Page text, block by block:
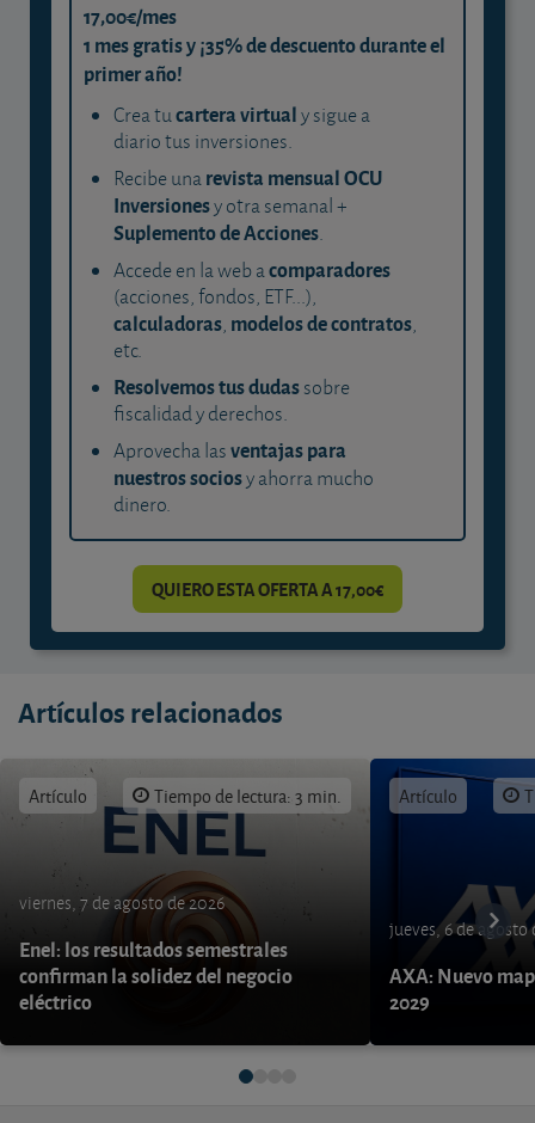
17,00€/mes
1 mes gratis y ¡35% de descuento durante el
primer año!
Crea tucartera virtualy sigue a
diario tus inversiones.
Recibe unarevista mensual OCU
Inversionesy otra semanal +
Suplemento de Acciones.
Accede en la web acomparadores
(acciones, fondos, ETF...),
calculadoras, modelos de contratos,
etc.
Resolvemos tus dudassobre
fiscalidad y derechos.
Aprovecha lasventajas para
nuestros sociosy ahorra mucho
dinero.
QUIERO ESTA OFERTA A 17,00€
Artículos relacionados
Artículo Tiempo de lectura: 3 min.
viernes, 7 de agosto de 2026
Enel: los resultados semestrales
confirman la solidez del negocio
eléctrico
Artículo
jueves, 6 de agosto
AXA: Nuevo
2029